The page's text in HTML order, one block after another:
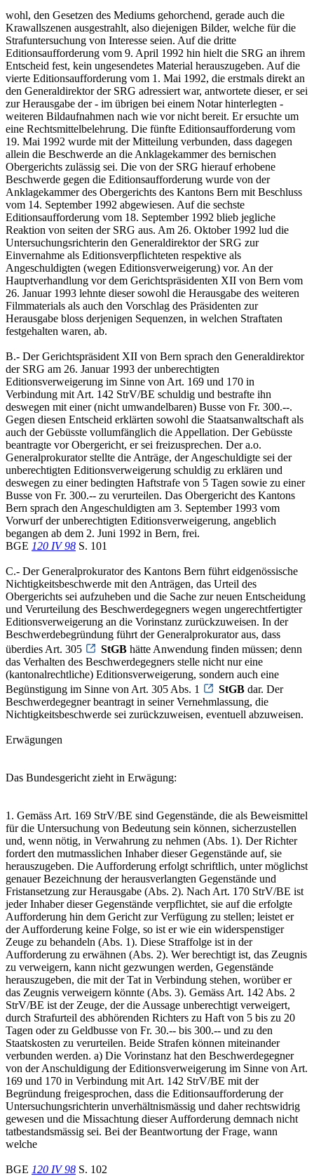
wohl, den Gesetzen des Mediums gehorchend, gerade auch die
Krawallszenen ausgestrahlt, also diejenigen Bilder, welche für die
Strafuntersuchung von Interesse seien. Auf die dritte
Editionsaufforderung vom 9. April 1992 hin hielt die SRG an ihrem
Entscheid fest, kein ungesendetes Material herauszugeben. Auf die
vierte Editionsaufforderung vom 1. Mai 1992, die erstmals direkt an
den Generaldirektor der SRG adressiert war, antwortete dieser, er sei
zur Herausgabe der - im übrigen bei einem Notar hinterlegten -
weiteren Bildaufnahmen nach wie vor nicht bereit. Er ersuchte um
eine Rechtsmittelbelehrung. Die fünfte Editionsaufforderung vom
19. Mai 1992 wurde mit der Mitteilung verbunden, dass dagegen
allein die Beschwerde an die Anklagekammer des bernischen
Obergerichts zulässig sei. Die von der SRG hierauf erhobene
Beschwerde gegen die Editionsaufforderung wurde von der
Anklagekammer des Obergerichts des Kantons Bern mit Beschluss
vom 14. September 1992 abgewiesen. Auf die sechste
Editionsaufforderung vom 18. September 1992 blieb jegliche
Reaktion von seiten der SRG aus. Am 26. Oktober 1992 lud die
Untersuchungsrichterin den Generaldirektor der SRG zur
Einvernahme als Editionsverpflichteten respektive als
Angeschuldigten (wegen Editionsverweigerung) vor. An der
Hauptverhandlung vor dem Gerichtspräsidenten XII von Bern vom
26. Januar 1993 lehnte dieser sowohl die Herausgabe des weiteren
Filmmaterials als auch den Vorschlag des Präsidenten zur
Herausgabe bloss derjenigen Sequenzen, in welchen Straftaten
festgehalten waren, ab.
B.- Der Gerichtspräsident XII von Bern sprach den Generaldirektor
der SRG am 26. Januar 1993 der unberechtigten
Editionsverweigerung im Sinne von Art. 169 und 170 in
Verbindung mit Art. 142 StrV/BE schuldig und bestrafte ihn
deswegen mit einer (nicht umwandelbaren) Busse von Fr. 300.--.
Gegen diesen Entscheid erklärten sowohl die Staatsanwaltschaft als
auch der Gebüsste vollumfänglich die Appellation. Der Gebüsste
beantragte vor Obergericht, er sei freizusprechen. Der a.o.
Generalprokurator stellte die Anträge, der Angeschuldigte sei der
unberechtigten Editionsverweigerung schuldig zu erklären und
deswegen zu einer bedingten Haftstrafe von 5 Tagen sowie zu einer
Busse von Fr. 300.-- zu verurteilen. Das Obergericht des Kantons
Bern sprach den Angeschuldigten am 3. September 1993 vom
Vorwurf der unberechtigten Editionsverweigerung, angeblich
begangen ab dem 2. Juni 1992 in Bern, frei.
BGE 120 IV 98 S. 101
C.- Der Generalprokurator des Kantons Bern führt eidgenössische
Nichtigkeitsbeschwerde mit den Anträgen, das Urteil des
Obergerichts sei aufzuheben und die Sache zur neuen Entscheidung
und Verurteilung des Beschwerdegegners wegen ungerechtfertigter
Editionsverweigerung an die Vorinstanz zurückzuweisen. In der
Beschwerdebegründung führt der Generalprokurator aus, dass
überdies Art. 305
StGB hätte Anwendung finden müssen; denn
das Verhalten des Beschwerdegegners stelle nicht nur eine
(kantonalrechtliche) Editionsverweigerung, sondern auch eine
Begünstigung im Sinne von Art. 305 Abs. 1
StGB dar. Der
Beschwerdegegner beantragt in seiner Vernehmlassung, die
Nichtigkeitsbeschwerde sei zurückzuweisen, eventuell abzuweisen.
Erwägungen
Das Bundesgericht zieht in Erwägung:
1. Gemäss Art. 169 StrV/BE sind Gegenstände, die als Beweismittel
für die Untersuchung von Bedeutung sein können, sicherzustellen
und, wenn nötig, in Verwahrung zu nehmen (Abs. 1). Der Richter
fordert den mutmasslichen Inhaber dieser Gegenstände auf, sie
herauszugeben. Die Aufforderung erfolgt schriftlich, unter möglichst
genauer Bezeichnung der herausverlangten Gegenstände und
Fristansetzung zur Herausgabe (Abs. 2). Nach Art. 170 StrV/BE ist
jeder Inhaber dieser Gegenstände verpflichtet, sie auf die erfolgte
Aufforderung hin dem Gericht zur Verfügung zu stellen; leistet er
der Aufforderung keine Folge, so ist er wie ein widerspenstiger
Zeuge zu behandeln (Abs. 1). Diese Straffolge ist in der
Aufforderung zu erwähnen (Abs. 2). Wer berechtigt ist, das Zeugnis
zu verweigern, kann nicht gezwungen werden, Gegenstände
herauszugeben, die mit der Tat in Verbindung stehen, worüber er
das Zeugnis verweigern könnte (Abs. 3). Gemäss Art. 142 Abs. 2
StrV/BE ist der Zeuge, der die Aussage unberechtigt verweigert,
durch Strafurteil des abhörenden Richters zu Haft von 5 bis zu 20
Tagen oder zu Geldbusse von Fr. 30.-- bis 300.-- und zu den
Staatskosten zu verurteilen. Beide Strafen können miteinander
verbunden werden. a) Die Vorinstanz hat den Beschwerdegegner
von der Anschuldigung der Editionsverweigerung im Sinne von Art.
169 und 170 in Verbindung mit Art. 142 StrV/BE mit der
Begründung freigesprochen, dass die Editionsaufforderung der
Untersuchungsrichterin unverhältnismässig und daher rechtswidrig
gewesen und die Missachtung dieser Aufforderung demnach nicht
tatbestandsmässig sei. Bei der Beantwortung der Frage, wann
welche
BGE 120 IV 98 S. 102